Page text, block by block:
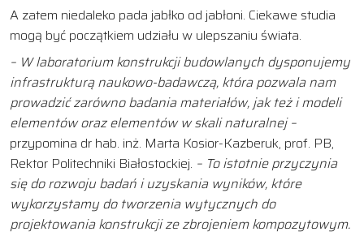
A zatem niedaleko pada jabłko od jabłoni. Ciekawe studia
mogą być początkiem udziału w ulepszaniu świata.
– W laboratorium konstrukcji budowlanych dysponujemy
infrastrukturą naukowo-badawczą, która pozwala nam
prowadzić zarówno badania materiałów, jak też i modeli
elementów oraz elementów w skali naturalnej –
przypomina dr hab. inż. Marta Kosior-Kazberuk, prof. PB,
Rektor Politechniki Białostockiej. – To istotnie przyczynia
się do rozwoju badań i uzyskania wyników, które
wykorzystamy do tworzenia wytycznych do
projektowania konstrukcji ze zbrojeniem kompozytowym.